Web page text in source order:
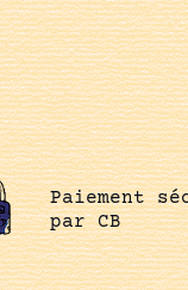
Paiement
par CB